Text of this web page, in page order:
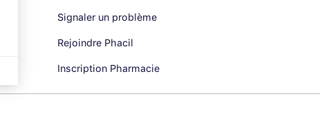
Signaler un problème
Rejoindre Phacil
Inscription Pharmacie
vos Options